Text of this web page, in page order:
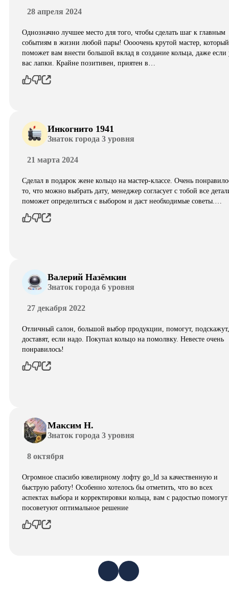
28 апреля 2024
Однозначно лучшее место для того, чтобы сделать шаг к главным
событиям в жизни любой пары! Оооочень крутой мастер, который
поможет вам внести большой вклад в создание кольца, даже если
вас лапки. Крайне позитивен, приятен в…
Инкогнито 1941
Знаток города 3 уровня
21 марта 2024
Сделал в подарок жене кольцо на мастер-классе. Очень
то, что можно выбрать дату, менеджер согласует с тобой все
поможет определиться с выбором и даст необходимые советы.…
Валерий Назёмкин
Знаток города 6 уровня
27 декабря 2022
Отличный салон, большой выбор продукции, помогут, подскажут,
доставят, если надо. Покупал кольцо на помолвку. Невесте очень
понравилось!
Максим Н.
Знаток города 3 уровня
8 октября
Огромное спасибо ювелирному лофту go_ld за качественную и
быструю работу! Особенно хотелось бы отметить, что во всех
аспектах выбора и корректировки кольца, вам с радостью
посоветуют оптимальное решение